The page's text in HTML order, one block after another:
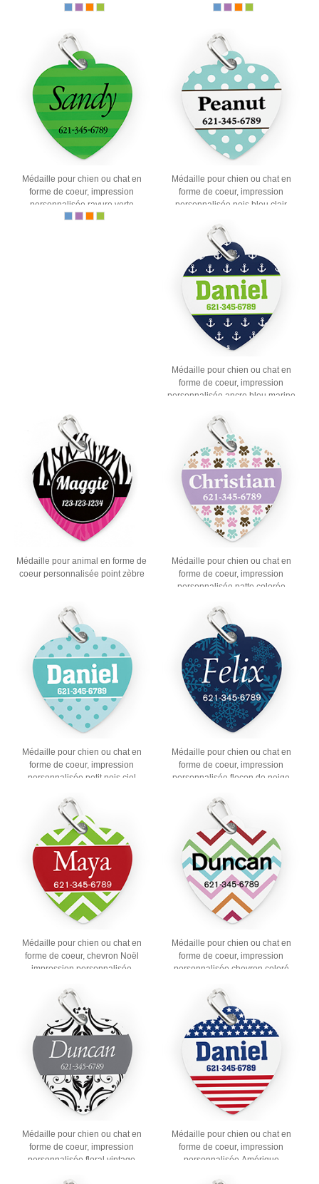
Médaille pour chien ou chat en
forme de coeur, impression
personnalisée rayure verte
Médaille pour chien ou chat en
forme de coeur, impression
personnalisée pois bleu clair
Médaille pour chien ou chat en
forme de coeur, impression
personnalisée ancre bleu marine
Médaille pour animal en forme de
coeur personnalisée point zèbre
Médaille pour chien ou chat en
forme de coeur, impression
personnalisée patte colorée
Médaille pour chien ou chat en
forme de coeur, impression
personnalisée petit pois ciel
Médaille pour chien ou chat en
forme de coeur, impression
personnalisée flocon de neige
Médaille pour chien ou chat en
forme de coeur, chevron Noël
impression personnalisée
Médaille pour chien ou chat en
forme de coeur, impression
personnalisée chevron coloré
Médaille pour chien ou chat en
forme de coeur, impression
personnalisée floral vintage
Médaille pour chien ou chat en
forme de coeur, impression
personnalisée Amérique